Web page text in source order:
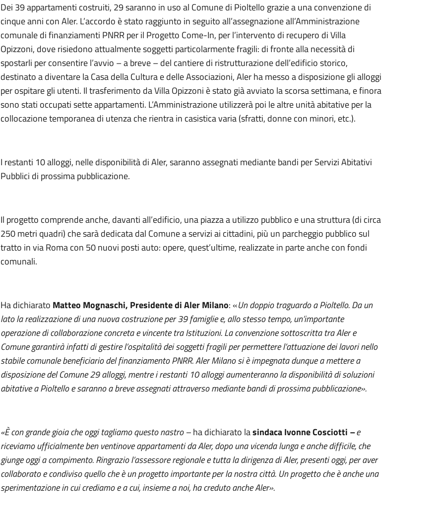
Dei 39 appartamenti costruiti, 29 saranno in uso al Comune di Pioltello grazie a una convenzione di
cinque anni con Aler. L’accordo è stato raggiunto in seguito all’assegnazione all’Amministrazione
comunale di finanziamenti PNRR per il Progetto Come-In, per l’intervento di recupero di Villa
Opizzoni, dove risiedono attualmente soggetti particolarmente fragili: di fronte alla necessità di
spostarli per consentire l’avvio – a breve – del cantiere di ristrutturazione dell’edificio storico,
destinato a diventare la Casa della Cultura e delle Associazioni, Aler ha messo a disposizione gli alloggi
per ospitare gli utenti. Il trasferimento da Villa Opizzoni è stato già avviato la scorsa settimana, e finora
sono stati occupati sette appartamenti. L’Amministrazione utilizzerà poi le altre unità abitative per la
collocazione temporanea di utenza che rientra in casistica varia (sfratti, donne con minori, etc.).
I restanti 10 alloggi, nelle disponibilità di Aler, saranno assegnati mediante bandi per Servizi Abitativi
Pubblici di prossima pubblicazione.
Il progetto comprende anche, davanti all’edificio, una piazza a utilizzo pubblico e una struttura (di circa
250 metri quadri) che sarà dedicata dal Comune a servizi ai cittadini, più un parcheggio pubblico sul
tratto in via Roma con 50 nuovi posti auto: opere, quest’ultime, realizzate in parte anche con fondi
comunali.
Ha dichiarato Matteo Mognaschi, Presidente di Aler Milano: «Un doppio traguardo a Pioltello. Da un
lato la realizzazione di una nuova costruzione per 39 famiglie e, allo stesso tempo, un’importante
operazione di collaborazione concreta e vincente tra Istituzioni. La convenzione sottoscritta tra Aler e
Comune garantirà infatti di gestire l’ospitalità dei soggetti fragili per permettere l’attuazione dei lavori nello
stabile comunale beneficiario del finanziamento PNRR. Aler Milano si è impegnata dunque a mettere a
disposizione del Comune 29 alloggi, mentre i restanti 10 alloggi aumenteranno la disponibilità di soluzioni
abitative a Pioltello e saranno a breve assegnati attraverso mediante bandi di prossima pubblicazione».
«Ècon grande gioia che oggi tagliamo questo nastro –ha dichiarato lasindaca Ivonne Cosciotti –e
riceviamo ufficialmente ben ventinove appartamenti da Aler, dopo una vicenda lunga e anche difficile,che
giunge oggi a compimento. Ringrazio l’assessore regionale e tutta la dirigenza di Aler, presenti oggi, per aver
collaborato e condiviso quello che è un progetto importante per la nostra città. Un progetto che è anche una
sperimentazione in cui crediamo e a cui, insieme a noi, ha creduto anche Aler».